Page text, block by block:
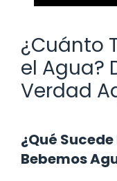
¿Cuánto
el Agua?
Verdad
¿Qué
Bebemos